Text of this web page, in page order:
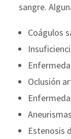
sangre.
Coágulos
Oclusión
Estenosis